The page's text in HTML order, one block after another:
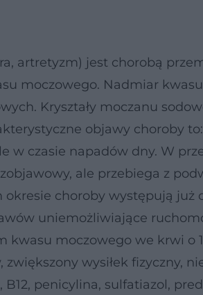
artretyzm) jest chorobą
moczowego. Nadmiar
Kryształy moczanu
objawy choroby
w czasie napadów dny. W
ale przebiega z
choroby występują już
uniemożliwiające
kwasu moczowego we krwi o
zwiększony wysiłek fizyczny,
penicylina, sulfatiazol,